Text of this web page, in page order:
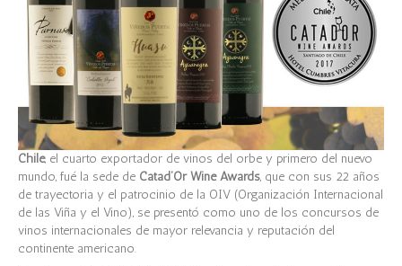
Chile, el cuarto exportador de vinos del orbe y primero del nuevo
mundo, fué la sede de Catad’Or Wine Awards, que con sus 22 años
de trayectoria y el patrocinio de la OIV (Organización Internacional
de las Viña y el Vino), se presentó como uno de los concursos de
vinos internacionales de mayor relevancia y reputación del
continente americano.